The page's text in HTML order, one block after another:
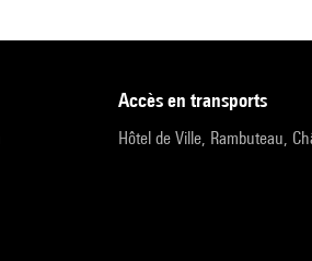
accès en transports
Hôtel de Ville, Rambuteau,